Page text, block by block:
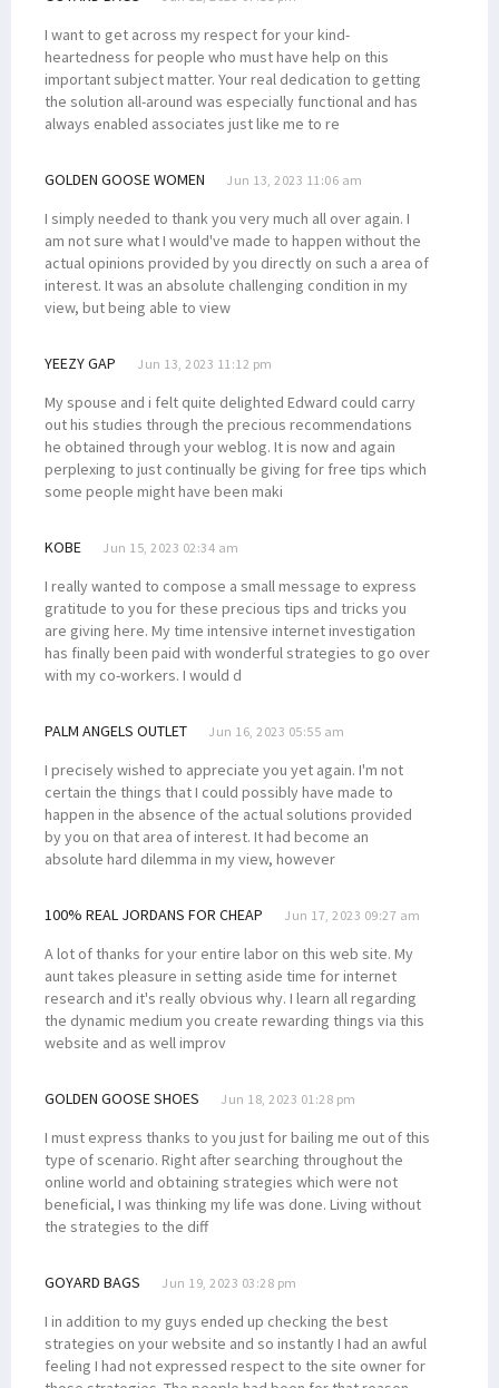
I want to get across my respect for your kind-
heartedness for people who must have help on this
important subject matter. Your real dedication to getting
the solution all-around was especially functional and has
always enabled associates just like me to re
GOLDEN GOOSE WOMEN Jun 13, 2023 11:06 am
I simply needed to thank you very much all over again. I
am not sure what I would've made to happen without the
actual opinions provided by you directly on such a area of
interest. It was an absolute challenging condition in my
view, but being able to view
YEEZY GAP Jun 13, 2023 11:12 pm
My spouse and i felt quite delighted Edward could carry
out his studies through the precious recommendations
he obtained through your weblog. It is now and again
perplexing to just continually be giving for free tips which
some people might have been maki
KOBE Jun 15, 2023 02:34 am
I really wanted to compose a small message to express
gratitude to you for these precious tips and tricks you
are giving here. My time intensive internet investigation
has finally been paid with wonderful strategies to go over
with my co-workers. I would d
PALM ANGELS OUTLET Jun 16, 2023 05:55 am
I precisely wished to appreciate you yet again. I'm not
certain the things that I could possibly have made to
happen in the absence of the actual solutions provided
by you on that area of interest. It had become an
absolute hard dilemma in my view, however
100% REAL JORDANS FOR CHEAP Jun 17, 2023 09:27 am
A lot of thanks for your entire labor on this web site. My
aunt takes pleasure in setting aside time for internet
research and it's really obvious why. I learn all regarding
the dynamic medium you create rewarding things via this
website and as well improv
GOLDEN GOOSE SHOES Jun 18, 2023 01:28 pm
I must express thanks to you just for bailing me out of this
type of scenario. Right after searching throughout the
online world and obtaining strategies which were not
beneficial, I was thinking my life was done. Living without
the strategies to the diff
GOYARD BAGS Jun 19, 2023 03:28 pm
I in addition to my guys ended up checking the best
strategies on your website and so instantly I had an awful
feeling I had not expressed respect to the site owner for